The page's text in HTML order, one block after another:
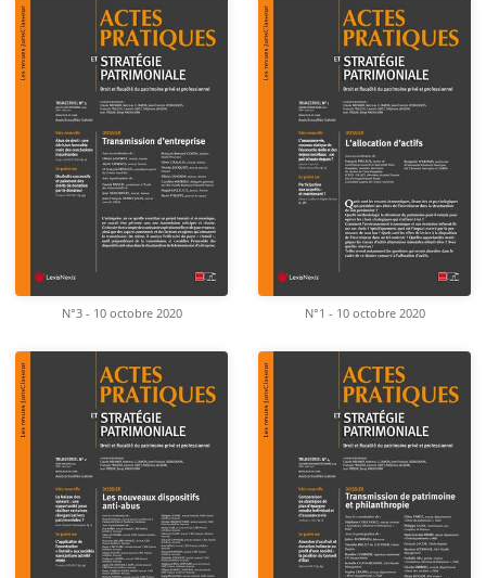
N°3 - 10 octobre 2020 N°1 - 10 octobre 2020